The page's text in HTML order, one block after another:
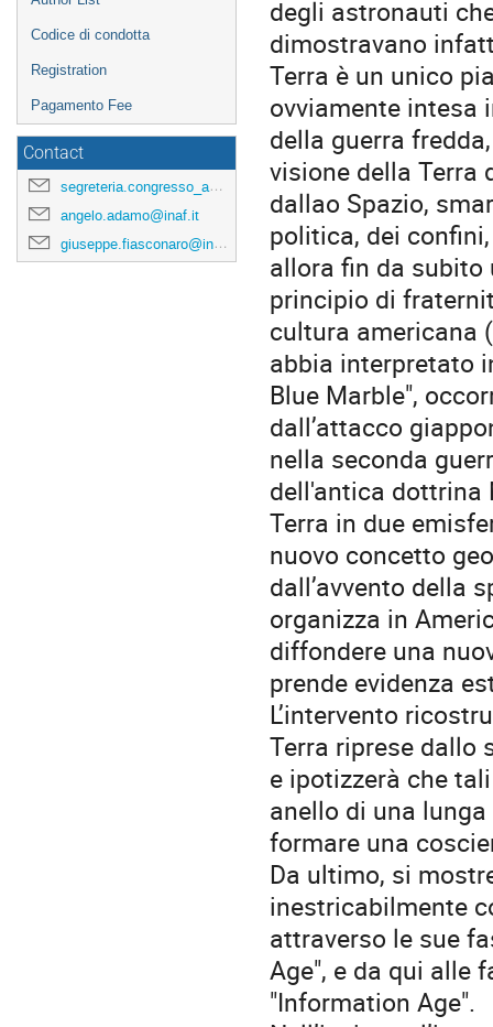
Codice di condotta
Registration
Pagamento Fee
Contact
segreteria.congresso_asculta@ifc.inaf.it
angelo.adamo@inaf.it
giuseppe.fiasconaro@inaf.it
degli astronauti
dimostravano
Terra è un unico
ovviamente intesa
della guerra
visione della Terra
dallao Spazio,
politica, dei
allora fin da
principio di
cultura americana
abbia interpretato
Blue Marble",
dall’attacco
nella seconda
dell'antica dottrina
Terra in due
nuovo concetto
dall’avvento della
organizza in
diffondere una
prende evidenza
L’intervento
Terra riprese dallo
e ipotizzerà che
anello di una
formare una
Da ultimo, si
inestricabilmente
attraverso le sue
Age", e da qui alle
"Information Age".